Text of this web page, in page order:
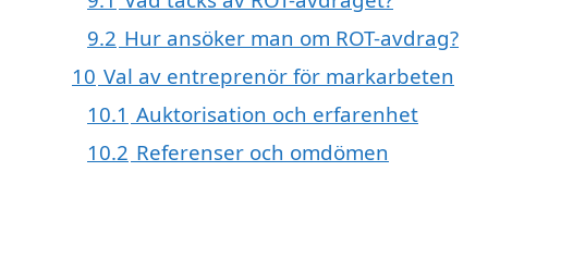
9.2 Hur ansöker man om ROT-avdrag?
10 Val av entreprenör för markarbeten
10.1 Auktorisation och erfarenhet
10.2 Referenser och omdömen